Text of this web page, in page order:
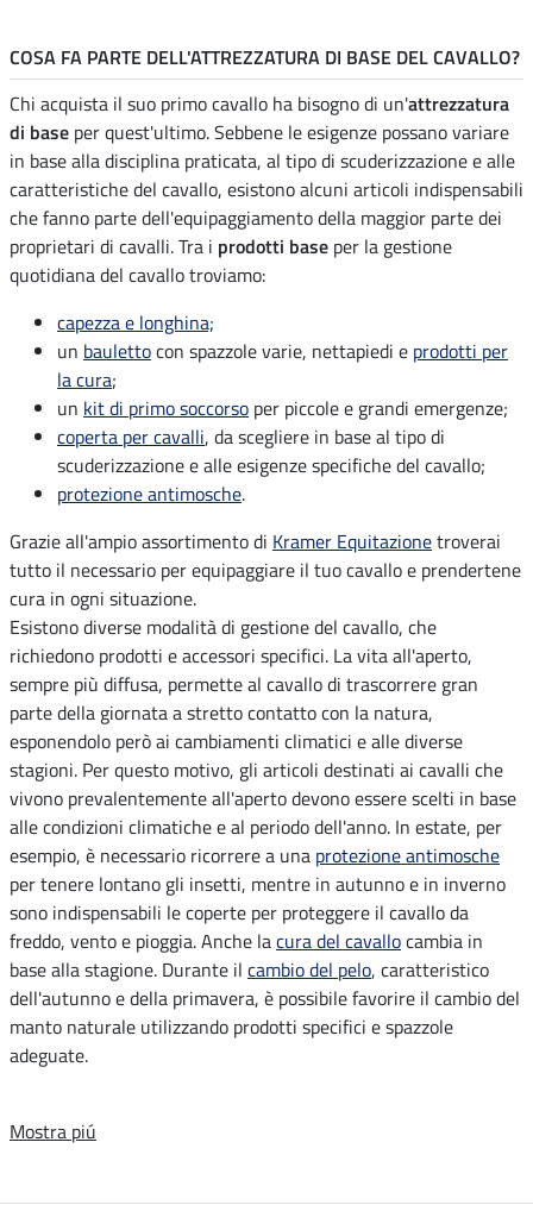
COSA FA PARTE DELL'ATTREZZATURA DI BASE DEL CAVALLO?
Chi acquista il suo primo cavallo ha bisogno di un'attrezzatura
di base per quest'ultimo. Sebbene le esigenze possano variare
in base alla disciplina praticata, al tipo di scuderizzazione e alle
caratteristiche del cavallo, esistono alcuni articoli indispensabili
che fanno parte dell'equipaggiamento della maggior parte dei
proprietari di cavalli. Tra i prodotti base per la gestione
quotidiana del cavallo troviamo:
capezza e longhina;
un baulettocon spazzole varie, nettapiedi e prodotti per
la cura;
un kit di primo soccorso per piccole e grandi emergenze;
coperta per cavalli, da scegliere in base al tipo di
scuderizzazione e alle esigenze specifiche del cavallo;
protezione antimosche.
Grazie all'ampio assortimento di Kramer Equitazionetroverai
tutto il necessario per equipaggiare il tuo cavallo e prendertene
cura in ogni situazione.
Esistono diverse modalità di gestione del cavallo, che
richiedono prodotti e accessori specifici. La vita all'aperto,
sempre più diffusa, permette al cavallo di trascorrere gran
parte della giornata a stretto contatto con la natura,
esponendolo però ai cambiamenti climatici e alle diverse
stagioni. Per questo motivo, gli articoli destinati ai cavalli che
vivono prevalentemente all'aperto devono essere scelti in base
alle condizioni climatiche e al periodo dell'anno. In estate, per
esempio, è necessario ricorrere a una protezione antimosche
per tenere lontano gli insetti, mentre in autunno e in inverno
sono indispensabili le coperte per proteggere il cavallo da
freddo, vento e pioggia. Anche lacura del cavallocambia in
base alla stagione. Durante il cambio del pelo, caratteristico
dell'autunno e della primavera, è possibile favorire il cambio del
manto naturale utilizzando prodotti specifici e spazzole
adeguate.
Mostra piú